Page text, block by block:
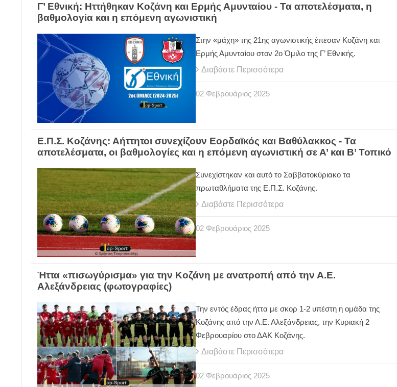
Γ’ Εθνική: Ηττήθηκαν Κοζάνη και Ερμής Αμυνταίου - Τα αποτελέσματα, η
βαθμολογία και η επόμενη αγωνιστική
Στην «μάχη» της 21ης αγωνιστικής έπεσαν Κοζάνη και
Ερμής Αμυνταίου στον 2ο Όμιλο της Γ’ Εθνικής.
Διαβάστε Περισσότερα
02 Φεβρουάριος 2025
Ε.Π.Σ. Κοζάνης: Αήττητοι συνεχίζουν Εορδαϊκός και Βαθύλακκος - Τα
αποτελέσματα, οι βαθμολογίες και η επόμενη αγωνιστική σε Α’ και Β’ Τοπικό
Συνεχίστηκαν και αυτό το Σαββατοκύριακο τα
πρωταθλήματα της Ε.Π.Σ. Κοζάνης.
Διαβάστε Περισσότερα
02 Φεβρουάριος 2025
Ήττα «πισωγύρισμα» για την Κοζάνη με ανατροπή από την Α.Ε.
Αλεξάνδρειας (φωτογραφίες)
Την εντός έδρας ήττα με σκορ 1-2 υπέστη η ομάδα της
Κοζάνης από την Α.Ε. Αλεξάνδρειας, την Κυριακή 2
Φεβρουαρίου στο ΔΑΚ Κοζάνης.
Διαβάστε Περισσότερα
02 Φεβρουάριος 2025